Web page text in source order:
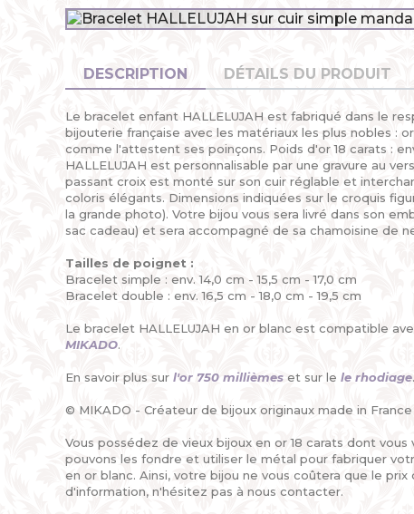
DESCRIPTION DÉTAILS DU PRODUIT
Le bracelet enfant HALLELUJAH est fabriqué dans le
bijouterie française avec les matériaux les plus nobles :
comme l'attestent ses poinçons. Poids d'or 18 carats :
HALLELUJAH est personnalisable par une gravure au
passant croix est monté sur son cuir réglable et
coloris élégants. Dimensions indiquées sur le croquis
la grande photo). Votre bijou vous sera livré dans son
sac cadeau) et sera accompagné de sa chamoisine de
Tailles de poignet :
Bracelet simple : env. 14,0 cm - 15,5 cm - 17,0 cm
Bracelet double : env. 16,5 cm - 18,0 cm - 19,5 cm
Le bracelet HALLELUJAH en or blanc est compatible
MIKADO.
En savoir plus sur l'or 750 millièmes et sur le le rhodiage.
© MIKADO - Créateur de bijoux originaux made in France
Vous possédez de vieux bijoux en or 18 carats dont
pouvons les fondre et utiliser le métal pour fabriquer
en or blanc. Ainsi, votre bijou ne vous coûtera que le prix
d'information, n'hésitez pas à nous contacter.